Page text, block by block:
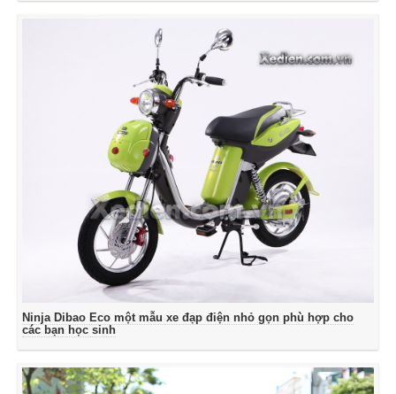
Ninja Dibao Eco một mẫu xe đạp điện nhỏ gọn phù hợp cho
các bạn học sinh